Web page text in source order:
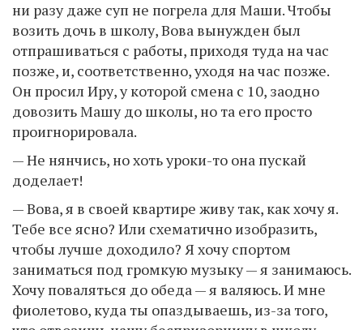
ни разу даже суп не погрела для Маши. Чтобы
возить дочь в школу, Вова вынужден был
отпрашиваться с работы, приходя туда на час
позже, и, соответственно, уходя на час позже.
Он просил Иру, у которой смена с 10, заодно
довозить Машу до школы, но та его просто
проигнорировала.
— Не нянчись, но хоть уроки-то она пускай
доделает!
— Вова, я в своей квартире живу так, как хочу я.
Тебе все ясно? Или схематично изобразить,
чтобы лучше доходило? Я хочу спортом
заниматься под громкую музыку — я занимаюсь.
Хочу поваляться до обеда — я валяюсь. И мне
фиолетово, куда ты опаздываешь, из-за того,